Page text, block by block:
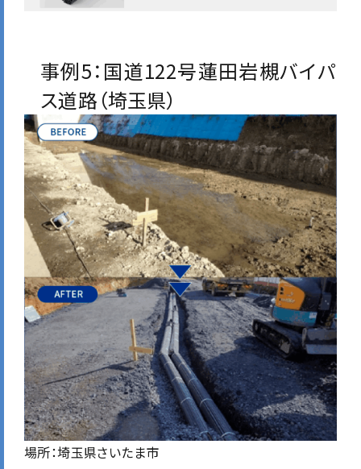
事例5：国道122号蓮田岩槻バイパ
ス道路（埼玉県）
場所：埼玉県さいたま市